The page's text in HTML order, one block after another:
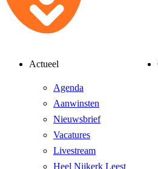
Actueel
Agenda
Aanwinsten
Nieuwsbrief
Vacatures
Livestream
Heel Nijkerk Leest